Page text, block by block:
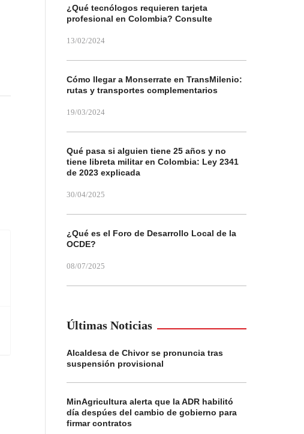
¿Qué tecnólogos requieren tarjeta
profesional en Colombia? Consulte
13/02/2024
Cómo llegar a Monserrate en TransMilenio:
rutas y transportes complementarios
19/03/2024
Qué pasa si alguien tiene 25 años y no
tiene libreta militar en Colombia: Ley 2341
de 2023 explicada
30/04/2025
¿Qué es el Foro de Desarrollo Local de la
OCDE?
08/07/2025
Últimas Noticias
Alcaldesa de Chivor se pronuncia tras
suspensión provisional
MinAgricultura alerta que la ADR habilitó
día despúes del cambio de gobierno para
firmar contratos